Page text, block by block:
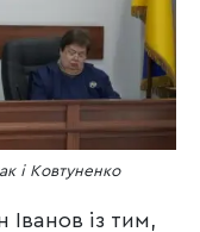
і Ковтуненко
із тим,